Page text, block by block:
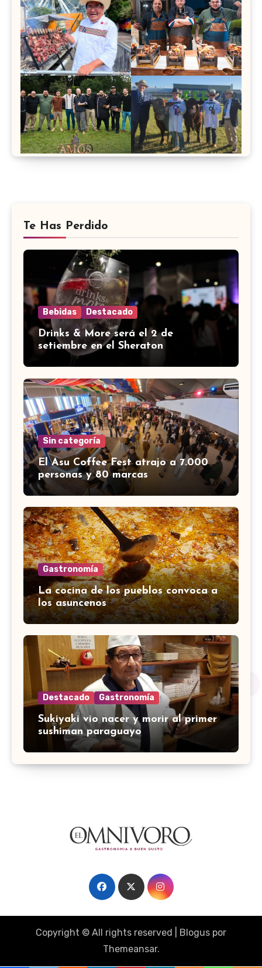
Te Has Perdido
Bebidas Destacado
Drinks & More será el 2 de
setiembre en el Sheraton
Sin categoría
El Asu Coffee Fest atrajo a 7.000
personas y 80 marcas
Gastronomía
La cocina de los pueblos convoca a
los asuncenos
Destacado Gastronomía
Sukiyaki vio nacer y morir al primer
sushiman paraguayo
Copyright © All rights reserved Blogus por
Themeansar.